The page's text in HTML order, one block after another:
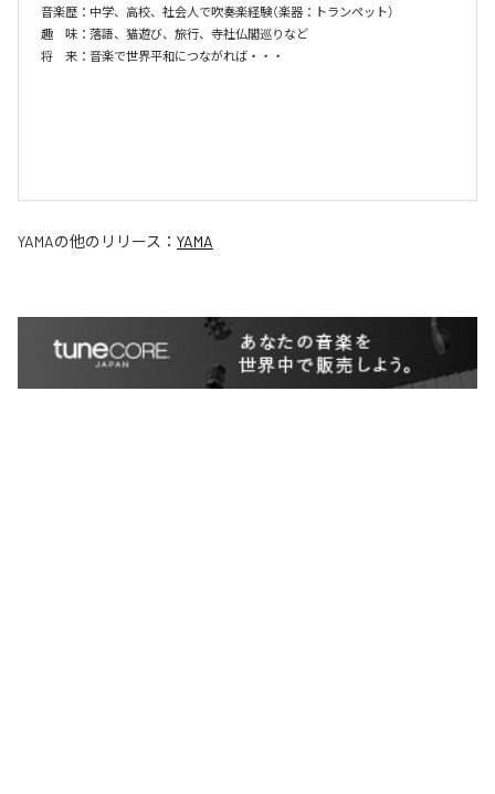
音楽歴：中学、高校、社会人で吹奏楽経験（楽器：トランペット）
趣　味：落語、猫遊び、旅行、寺社仏閣巡りなど
将　来：音楽で世界平和につながれば・・・
YAMAの他のリリース： YAMA